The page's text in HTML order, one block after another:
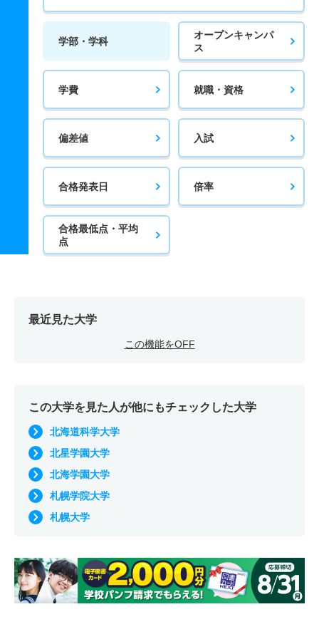
学部・学科
オープンキャンパ
ス
学費 就職・資格
偏差値 入試
合格発表日 倍率
合格最低点・平均
点
最近見た大学
この機能をOFF
この大学を見た人が他にもチェックした大学
北海道科学大学
北星学園大学
北海学園大学
札幌学院大学
札幌大学